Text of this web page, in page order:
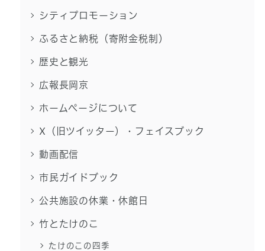
シティプロモーション
ふるさと納税（寄附金税制）
歴史と観光
広報長岡京
ホームページについて
X（旧ツイッター）・フェイスブック
動画配信
市民ガイドブック
公共施設の休業・休館日
竹とたけのこ
たけのこの四季